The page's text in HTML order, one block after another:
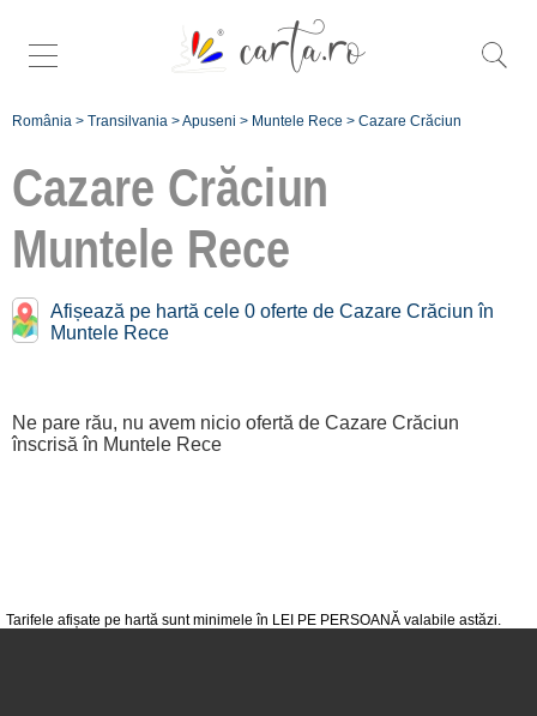
România > Transilvania >Apuseni > Muntele Rece > Cazare Crăciun
Cazare Crăciun
Muntele Rece
Afișează pe hartă cele 0 oferte de Cazare Crăciun în
Muntele Rece
Tarifele afișate pe hartă sunt minimele în LEI PE PERSOANĂ valabile astăzi.
Ne pare rău, nu avem nicio ofertă de Cazare Crăciun
înscrisă în Muntele Rece
o unitate de
despre C A
login